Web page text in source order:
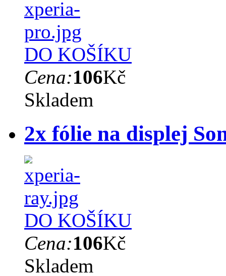
DO KOŠÍKU
Cena:106Kč
Skladem
2x fólie na displej
DO KOŠÍKU
Cena:106Kč
Skladem